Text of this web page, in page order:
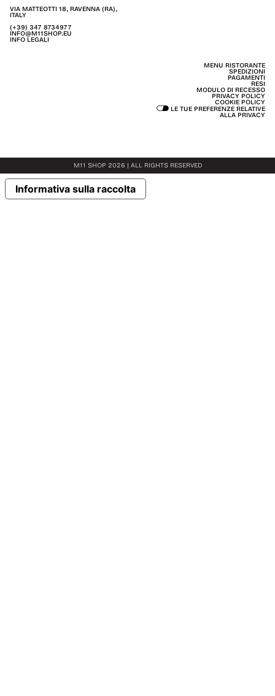
VIA MATTEOTTI 18, RAVENNA (RA),
ITALY
(+39) 347 8734977
INFO@M11SHOP.EU
INFO LEGALI
MENU RISTORANTE
SPEDIZIONI
PAGAMENTI
RESI
MODULO DI RECESSO
PRIVACY POLICY
COOKIE POLICY
LE TUE PREFERENZE RELATIVE
ALLA PRIVACY
M11 SHOP 2026 | ALL RIGHTS RESERVED
Informativa sulla raccolta